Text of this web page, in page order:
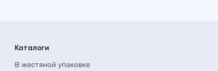
Каталоги
В жестяной упаковке